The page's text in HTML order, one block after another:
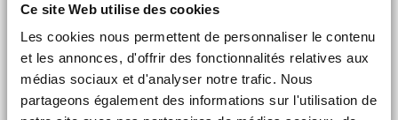
Ce site Web utilise des cookies
Les cookies nous permettent de personnaliser le contenu
et les annonces, d'offrir des fonctionnalités relatives aux
médias sociaux et d'analyser notre trafic. Nous
partageons également des informations sur l'utilisation de
ICI, AILLEURS